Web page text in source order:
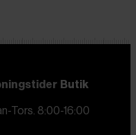
Butik
Tors. 8:00-16:00